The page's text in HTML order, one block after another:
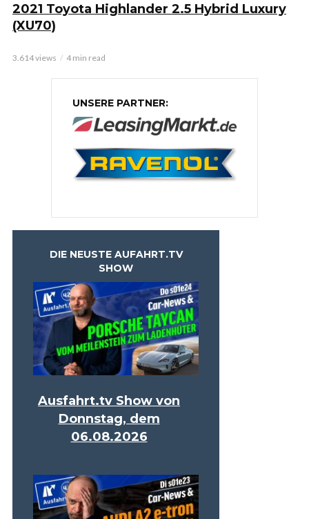
2021 Toyota Highlander 2.5 Hybrid Luxury
(XU70)
3.614 views 4 min read
UNSERE PARTNER:
DIE NEUSTE AUFAHRT.TV
SHOW
Ausfahrt.tv Show von
Donnstag, dem
06.08.2026